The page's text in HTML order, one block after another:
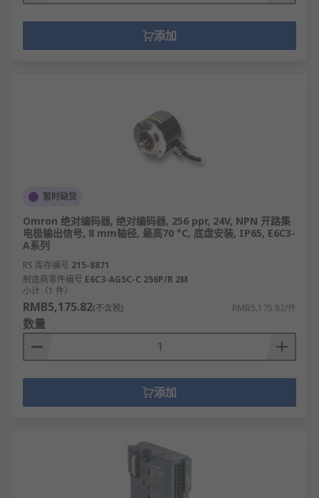
添加
暂时缺货
Omron 绝对编码器, 绝对编码器, 256 ppr, 24V, NPN 开路集
电极输出信号, 8 mm轴径, 最高70 °C, 底盘安装, IP65, E6C3-
A系列
RS 库存编号 215-8871
制造商零件编号 E6C3-AG5C-C 256P/R 2M
小计（1 件）
RMB5,175.82(不含税) RMB5,175.82/件
数量
添加